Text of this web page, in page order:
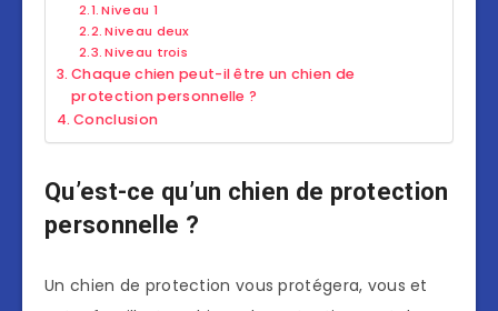
Niveau 1
Niveau deux
Niveau trois
Chaque chien peut-il être un chien de
protection personnelle ?
Conclusion
Qu’est-ce qu’un chien de protection
personnelle ?
Un chien de protection vous protégera, vous et